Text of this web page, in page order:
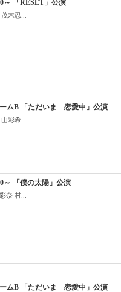
～ 「RESET」公演
木忍...
ームB 「ただいま 恋愛中」公演
彩希...
～ 「僕の太陽」公演
奈 村...
ームB 「ただいま 恋愛中」公演